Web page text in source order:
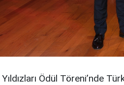
Yıldızları Ödül Töreni’nde